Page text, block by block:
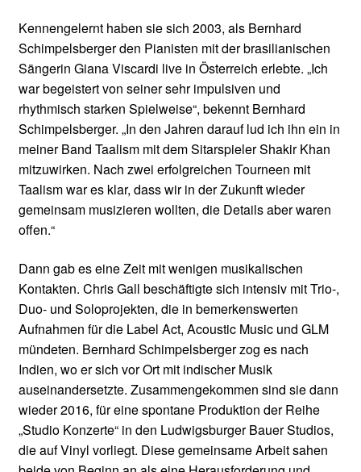
Kennengelernt haben sie sich 2003, als Bernhard
Schimpelsberger den Pianisten mit der brasilianischen
Sängerin Giana Viscardi live in Österreich erlebte. „Ich
war begeistert von seiner sehr impulsiven und
rhythmisch starken Spielweise“, bekennt Bernhard
Schimpelsberger. „In den Jahren darauf lud ich ihn ein in
meiner Band Taalism mit dem Sitarspieler Shakir Khan
mitzuwirken. Nach zwei erfolgreichen Tourneen mit
Taalism war es klar, dass wir in der Zukunft wieder
gemeinsam musizieren wollten, die Details aber waren
offen.“
Dann gab es eine Zeit mit wenigen musikalischen
Kontakten. Chris Gall beschäftigte sich intensiv mit Trio-,
Duo- und Soloprojekten, die in bemerkenswerten
Aufnahmen für die Label Act, Acoustic Music und GLM
mündeten. Bernhard Schimpelsberger zog es nach
Indien, wo er sich vor Ort mit indischer Musik
auseinandersetzte. Zusammengekommen sind sie dann
wieder 2016, für eine spontane Produktion der Reihe
„Studio Konzerte“ in den Ludwigsburger Bauer Studios,
die auf Vinyl vorliegt. Diese gemeinsame Arbeit sahen